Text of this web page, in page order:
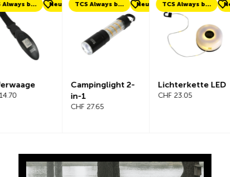
Neu
Campinglight 2-
in-1
Neu
Lichterkette LED
Neu
Beeline